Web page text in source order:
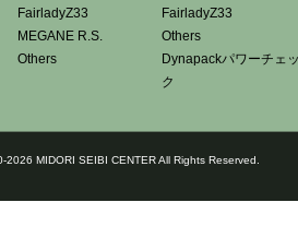
FairladyZ33
MEGANE R.S.
Others
FairladyZ33
Others
Dynapackパワーチェ
ク
2026 MIDORI SEIBI CENTER All Rights Reserved.